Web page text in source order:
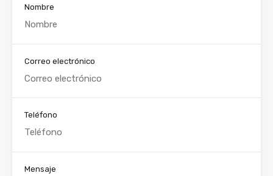
Nombre
Correo electrónico
Teléfono
Mensaje